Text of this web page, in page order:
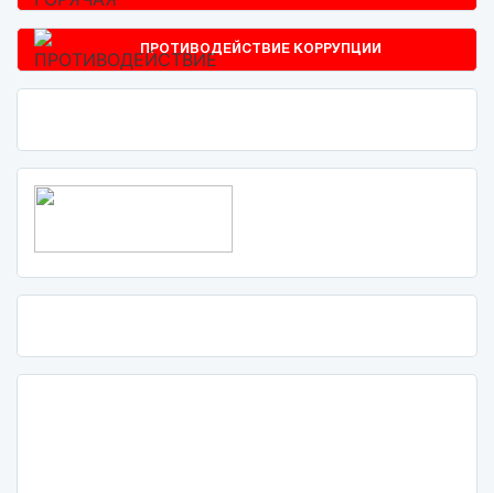
ПРОТИВОДЕЙСТВИЕ КОРРУПЦИИ